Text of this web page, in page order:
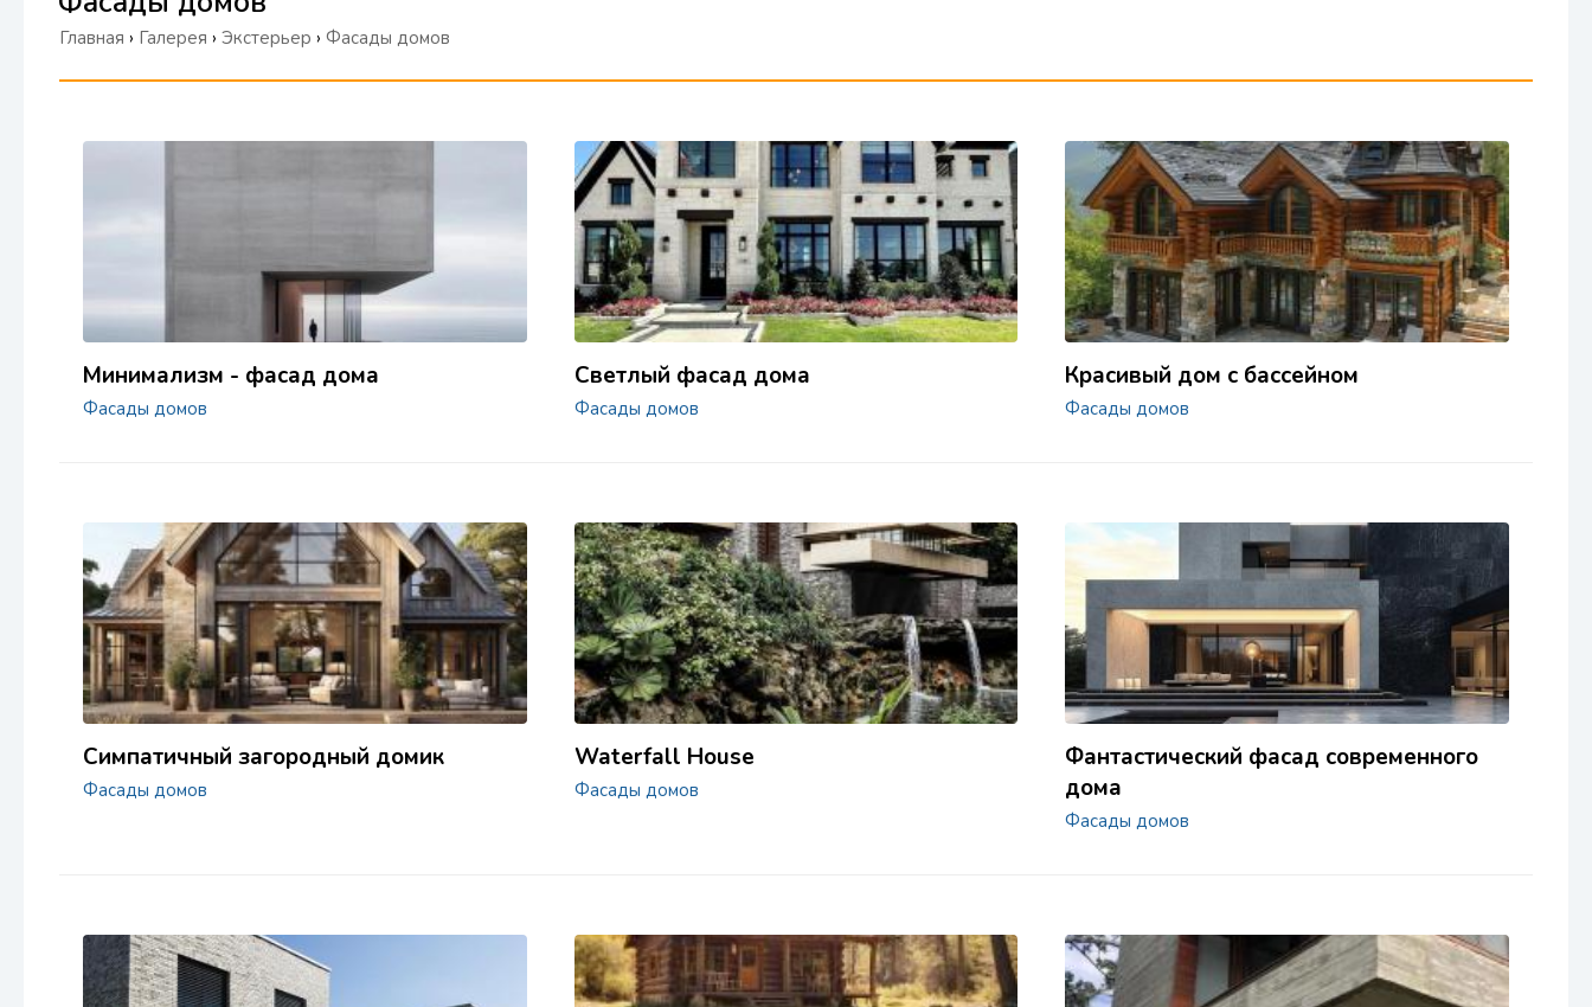
Главная › Галерея › Экстерьер › Фасады домов
Минимализм - фасад дома
Фасады домов
Светлый фасад дома
Фасады домов
Красивый дом с бассейном
Фасады домов
Симпатичный загородный домик
Фасады домов
Waterfall House
Фасады домов
Фантастический фасад современного
дома
Фасады домов